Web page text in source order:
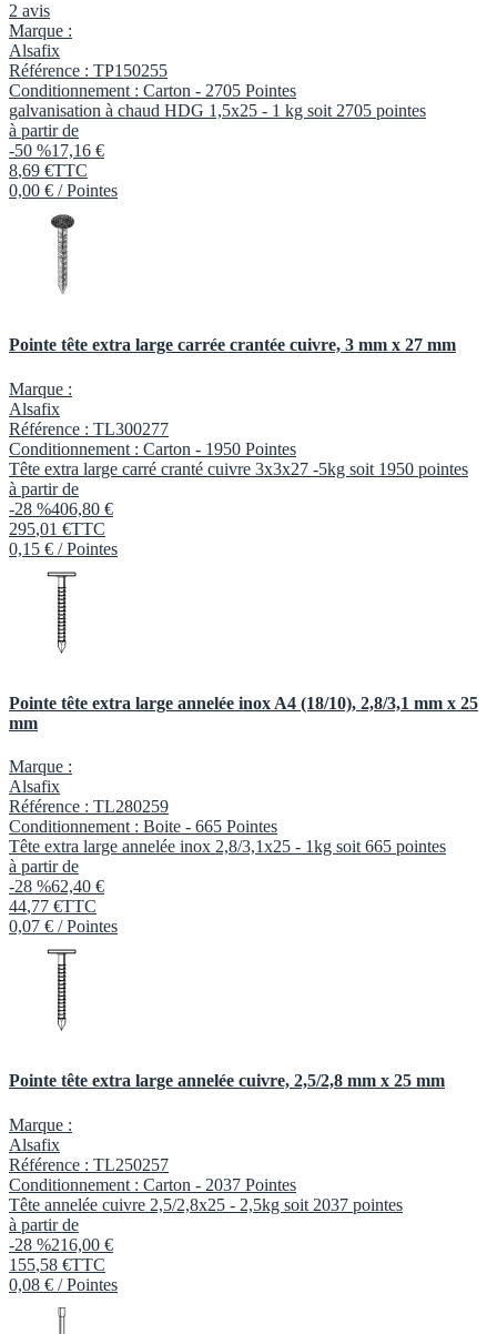
2 avis
Marque :
Alsafix
Référence : TP150255
Conditionnement : Carton - 2705 Pointes
galvanisation à chaud HDG 1,5x25 - 1 kg soit 2705 pointes
à partir de
-50 %17,16 €
8,69 €TTC
0,00 € / Pointes
Pointe tête extra large carrée crantée cuivre, 3 mm x 27 mm
Marque :
Alsafix
Référence : TL300277
Conditionnement : Carton - 1950 Pointes
Tête extra large carré cranté cuivre 3x3x27 -5kg soit 1950 pointes
à partir de
-28 %406,80 €
295,01 €TTC
0,15 € / Pointes
Pointe tête extra large annelée inox A4 (18/10), 2,8/3,1 mm x 25
mm
Marque :
Alsafix
Référence : TL280259
Conditionnement : Boite - 665 Pointes
Tête extra large annelée inox 2,8/3,1x25 - 1kg soit 665 pointes
à partir de
-28 %62,40 €
44,77 €TTC
0,07 € / Pointes
Pointe tête extra large annelée cuivre, 2,5/2,8 mm x 25 mm
Marque :
Alsafix
Référence : TL250257
Conditionnement : Carton - 2037 Pointes
Tête annelée cuivre 2,5/2,8x25 - 2,5kg soit 2037 pointes
à partir de
-28 %216,00 €
155,58 €TTC
0,08 € / Pointes